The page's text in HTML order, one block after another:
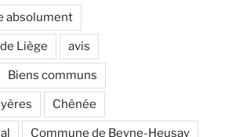
absolument
Liège avis
Biens communs
Chênée
Commune de Beyne-Heusay